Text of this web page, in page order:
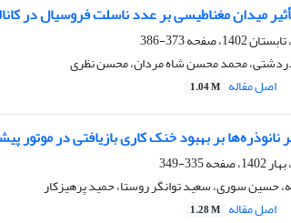
میدان مغناطیسی بر عدد ناسلت فروسیال در
373-386
دردشتی، محمد محسن شاه مردان، محسن نظری
اصل مقاله 1.04 M
نانوذره‌ها بر بهبود خنک کاری بازیافتی در موتور
335-349
حسین سوری، سعید توانگر روستا، حمید پرهیزکار
اصل مقاله 1.28 M